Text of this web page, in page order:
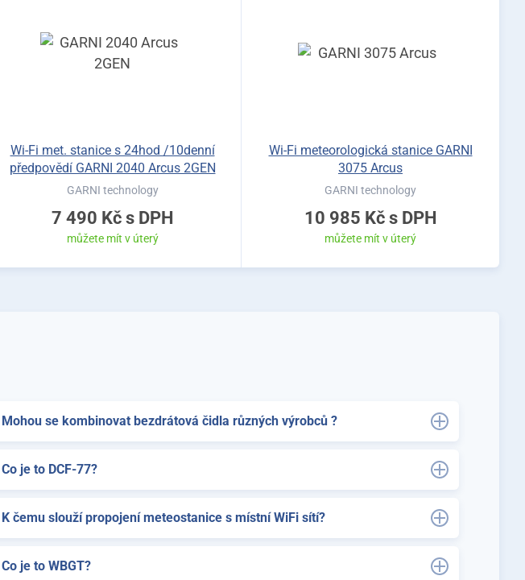
Wi-Fi met. stanice s 24hod /10denní
předpovědí GARNI 2040 Arcus 2GEN
GARNI technology
7 490 Kč s DPH
můžete mít v úterý
Wi-Fi meteorologická stanice GARNI
3075 Arcus
GARNI technology
10 985 Kč s DPH
můžete mít v úterý
Mohou se kombinovat bezdrátová čidla různých výrobců ?
Co je to DCF-77?
K čemu slouží propojení meteostanice s místní WiFi sítí?
Co je to WBGT?